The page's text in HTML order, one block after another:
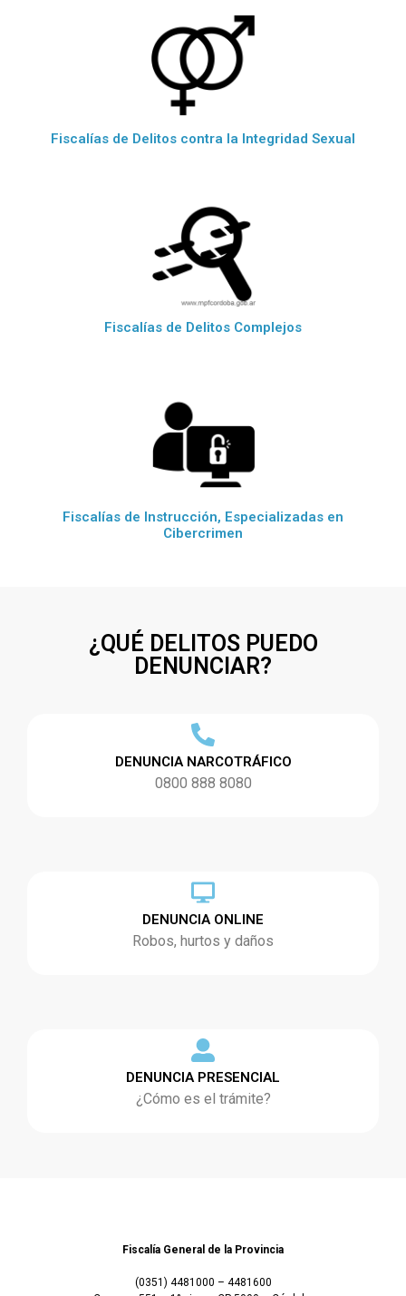
Fiscalías de Delitos contra la Integridad Sexual
Fiscalías de Delitos Complejos
Fiscalías de Instrucción, Especializadas en
Cibercrimen
¿QUÉ DELITOS PUEDO
DENUNCIAR?
DENUNCIA NARCOTRÁFICO
0800 888 8080
DENUNCIA ONLINE
Robos, hurtos y daños
DENUNCIA PRESENCIAL
¿Cómo es el trámite?
Fiscalía General de la Provincia
(0351) 4481000 – 4481600